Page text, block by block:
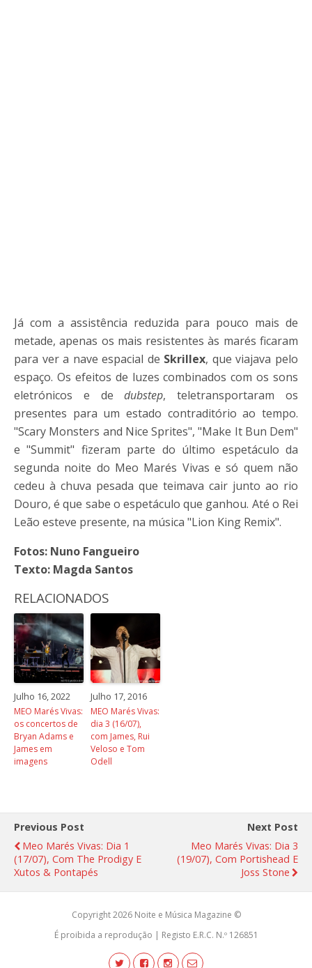
Já com a assistência reduzida para pouco mais de
metade, apenas os mais resistentes às marés ficaram
para ver a nave espacial de Skrillex, que viajava pelo
espaço. Os efeitos de luzes combinados com os sons
eletrónicos e dedubstep, teletransportaram os
presentes para um estado contraditório ao tempo.
"Scary Monsters and Nice Sprites", "Make It Bun Dem"
e "Summit" fizeram parte do último espetáculo da
segunda noite do Meo Marés Vivas e só quem não
cedeu à chuva pesada que teimava cair junto ao rio
Douro, é que sabe o espetáculo que ganhou. Até o Rei
Leão esteve presente, na música "Lion King Remix".
Fotos: Nuno Fangueiro
Texto: Magda Santos
RELACIONADOS
Julho 16, 2022
MEO Marés Vivas:
os concertos de
Bryan Adams e
James em
imagens
Julho 17, 2016
MEO Marés Vivas:
dia 3 (16/07),
com James, Rui
Veloso e Tom
Odell
Previous Post
Meo Marés Vivas: Dia 1
(17/07), Com The Prodigy E
Xutos & Pontapés
Next Post
Meo Marés Vivas: Dia 3
(19/07), Com Portishead E
Joss Stone
Copyright 2026 Noite e Música Magazine ©
É proibida a reprodução | Registo E.R.C. N.º 126851